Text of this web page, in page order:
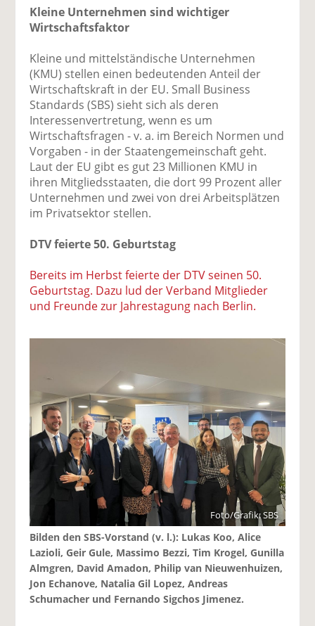
Kleine Unternehmen sind wichtiger
Wirtschaftsfaktor
Kleine und mittelständische Unternehmen
(KMU) stellen einen bedeutenden Anteil der
Wirtschaftskraft in der EU. Small Business
Standards (SBS) sieht sich als deren
Interessenvertretung, wenn es um
Wirtschaftsfragen - v. a. im Bereich Normen und
Vorgaben - in der Staatengemeinschaft geht.
Laut der EU gibt es gut 23 Millionen KMU in
ihren Mitgliedsstaaten, die dort 99 Prozent aller
Unternehmen und zwei von drei Arbeitsplätzen
im Privatsektor stellen.
DTV feierte 50. Geburtstag
Bereits im Herbst feierte der DTV seinen 50.
Geburtstag. Dazu lud der Verband Mitglieder
und Freunde zur Jahrestagung nach Berlin.
Foto/Grafik: SBS
Bilden den SBS-Vorstand (v. l.): Lukas Koo, Alice
Lazioli, Geir Gule, Massimo Bezzi, Tim Krogel, Gunilla
Almgren, David Amadon, Philip van Nieuwenhuizen,
Jon Echanove, Natalia Gil Lopez, Andreas
Schumacher und Fernando Sigchos Jimenez.